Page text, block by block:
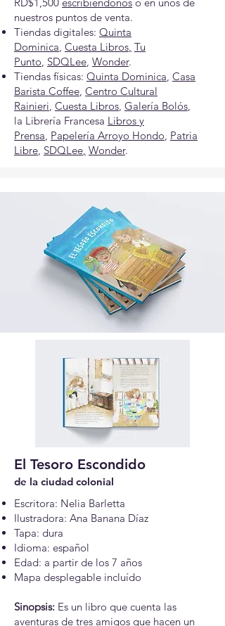
nuestros puntos de venta.
Tiendas digitales: Quinta
Dominica, Cuesta Libros, Tu
Punto, SDQLee, Wonder.
Tiendas físicas: Quinta Dominica, Casa
Barista Coffee, Centro Cultural
Rainieri, Cuesta Libros, Galería Bolós,
la Librería Francesa Libros y
Prensa, Papelería Arroyo Hondo, Patria
Libre, SDQLee, Wonder.
El Tesoro Escondido
de la ciudad colonial
Escritora: Nelia Barletta
Ilustradora: Ana Banana Díaz
Tapa: dura
Idioma: español
Edad: a partir de los 7 años
Mapa desplegable incluído
Sinopsis: Es un libro que cuenta las
aventuras de tres amigos que hacen un